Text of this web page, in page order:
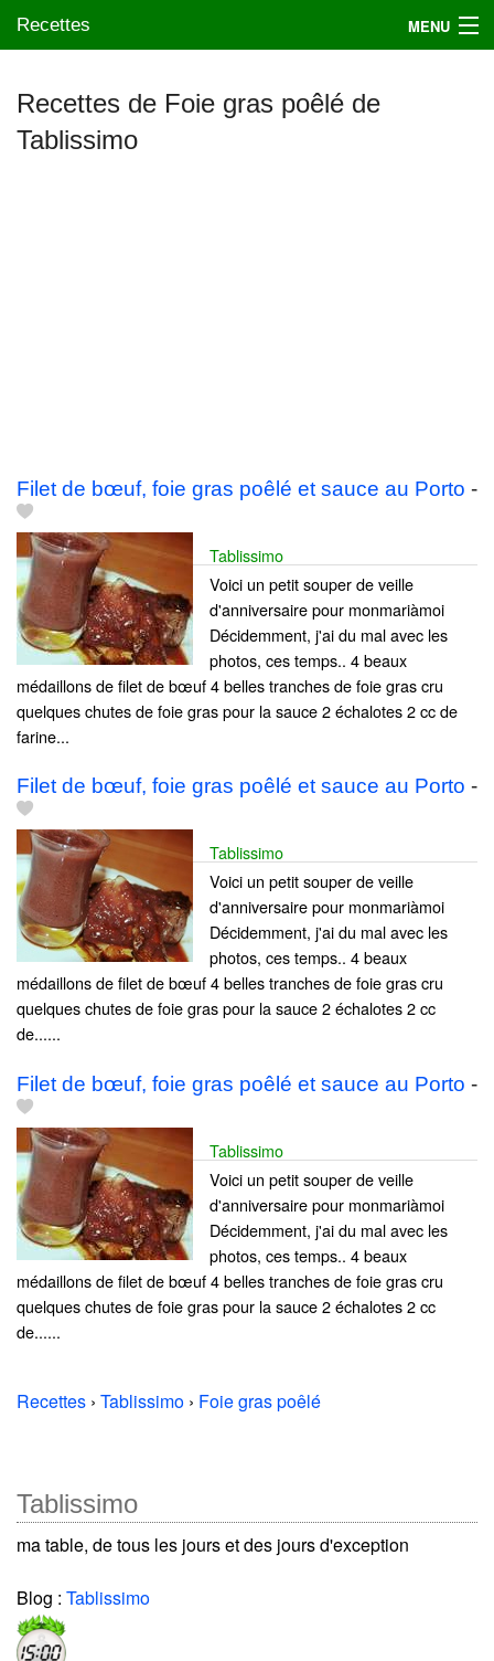
Recettes MENU
Mes blogs préférés
Recettes de Foie gras poêlé de
Tablissimo
Filet de bœuf, foie gras poêlé et sauce au Porto -
Tablissimo
Voici un petit souper de veille
d'anniversaire pour monmariàmoi
Décidemment, j'ai du mal avec les
photos, ces temps.. 4 beaux
médaillons de filet de bœuf 4 belles tranches de foie gras cru
quelques chutes de foie gras pour la sauce 2 échalotes 2 cc de
farine...
Filet de bœuf, foie gras poêlé et sauce au Porto -
Tablissimo
Voici un petit souper de veille
d'anniversaire pour monmariàmoi
Décidemment, j'ai du mal avec les
photos, ces temps.. 4 beaux
médaillons de filet de bœuf 4 belles tranches de foie gras cru
quelques chutes de foie gras pour la sauce 2 échalotes 2 cc
de......
Filet de bœuf, foie gras poêlé et sauce au Porto -
Tablissimo
Voici un petit souper de veille
d'anniversaire pour monmariàmoi
Décidemment, j'ai du mal avec les
photos, ces temps.. 4 beaux
médaillons de filet de bœuf 4 belles tranches de foie gras cru
quelques chutes de foie gras pour la sauce 2 échalotes 2 cc
de......
Recettes › Tablissimo › Foie gras poêlé
Tablissimo
ma table, de tous les jours et des jours d'exception
Blog : Tablissimo